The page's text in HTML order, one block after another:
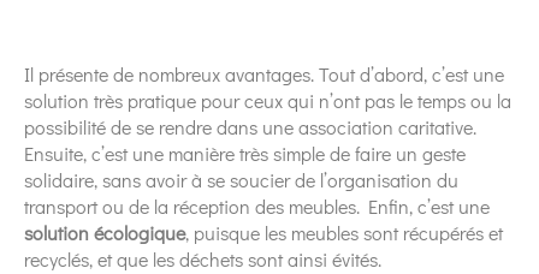
Il présente de nombreux avantages. Tout d’abord, c’est une
solution très pratique pour ceux qui n’ont pas le temps ou la
possibilité de se rendre dans une association caritative.
Ensuite, c’est une manière très simple de faire un geste
solidaire, sans avoir à se soucier de l’organisation du
transport ou de la réception des meubles. Enfin, c’est une
solution écologique, puisque les meubles sont récupérés et
recyclés, et que les déchets sont ainsi évités.